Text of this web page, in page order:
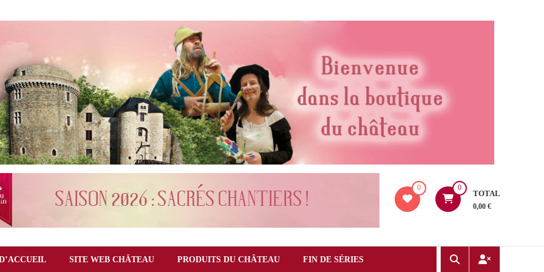
0 0
TOTAL
0,00 €
SITE WEB CHÂTEAU PRODUITS DU CHÂTEAU FIN DE SÉRIES